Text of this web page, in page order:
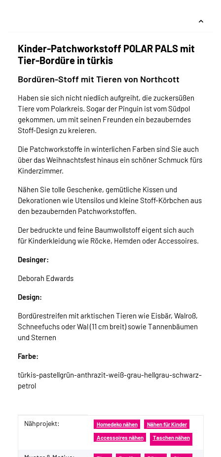
Kinder-Patchworkstoff POLAR PALS mit
Tier-Bordüre in türkis
Bordüren-Stoff mit Tieren von Northcott
Haben sie sich nicht niedlich aufgreiht, die zuckersüßen
Tiere vom Polarkreis. Sogar der Pinguin ist vom Südpol
gekommen, um mit seinen Freunden ein bezauberndes
Stoff-Design zu kreieren.
Die Patchworkstoffe in winterlichen Farben sind Sie auch
über das Weihnachtsfest hinaus ein schöner Schmuck fürs
Kinderzimmer.
Nähen Sie tolle Geschenke, gemütliche Kissen und
Dekorationen wie Utensilos und kleine Stoff-Körbchen aus
den bezaubernden Patchworkstoffen.
Der bedruckte und feine Baumwollstoff eigent sich auch
für Kinderkleidung wie Röcke, Hemden oder Accessoires.
Desinger:
Deborah Edwards
Design:
Bordürestreifen mit arktischen Tieren wie Eisbär, Walroß,
Schneefuchs oder Wal (11 cm breit) sowie Tannenbäumen
und Sternen
Farbe:
türkis-pastellgrün-anthrazit-weiß-grau-hellgrau-schwarz-
petrol
Produkteigenschaft
Wert
Nähprojekt: Homedeko nähen Nähen für Kinder
Accessoires nähen Taschen nähen